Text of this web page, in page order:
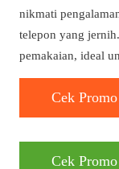
nikmati
telepon yang
pemakaian, ideal
Cek
Cek